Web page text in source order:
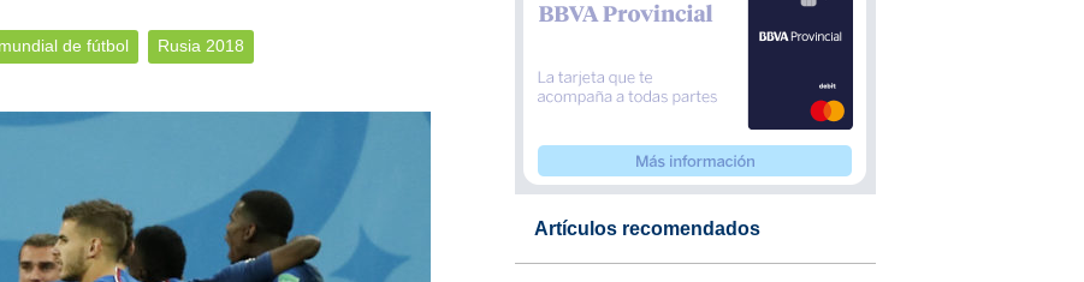
mundial de fútbol Rusia 2018
Artículos recomendados